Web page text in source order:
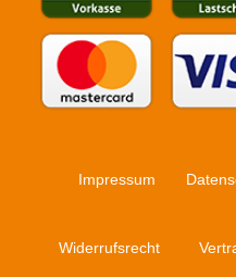
Impressum
Widerrufs­recht